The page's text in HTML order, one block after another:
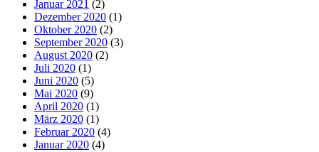
Januar 2021 (2)
Dezember 2020 (1)
Oktober 2020 (2)
September 2020 (3)
August 2020 (2)
Juli 2020 (1)
Juni 2020 (5)
Mai 2020 (9)
April 2020 (1)
März 2020 (1)
Februar 2020 (4)
Januar 2020 (4)